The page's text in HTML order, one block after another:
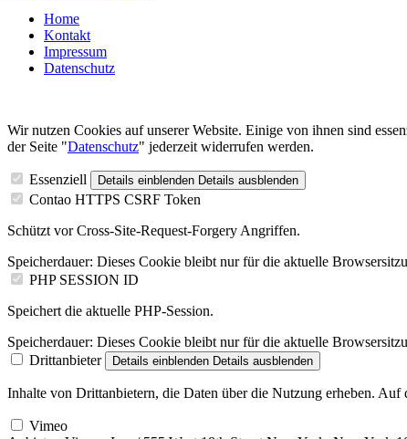
Home
Kontakt
Impressum
Datenschutz
Wir nutzen Cookies auf unserer Website. Einige von ihnen sind
der Seite "Datenschutz" jederzeit widerrufen werden.
Essenziell Details einblenden Details ausblenden
Contao HTTPS CSRF Token
Schützt vor Cross-Site-Request-Forgery Angriffen.
Speicherdauer: Dieses Cookie bleibt nur für die aktuelle
PHP SESSION ID
Speichert die aktuelle PHP-Session.
Speicherdauer: Dieses Cookie bleibt nur für die aktuelle
Drittanbieter
Details einblenden Details ausblenden
Inhalte von Drittanbietern, die Daten über die Nutzung erheben.
Vimeo